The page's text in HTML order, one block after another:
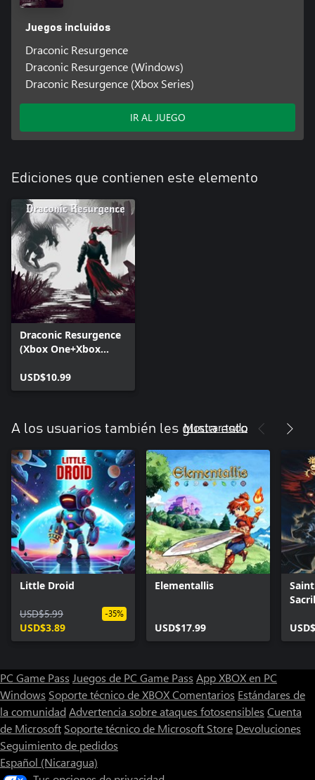
Juegos incluidos
Draconic Resurgence
Draconic Resurgence (Windows)
Draconic Resurgence (Xbox Series)
IR AL JUEGO
Ediciones que contienen este elemento
Draconic Resurgence
(Xbox One+Xbox
USD$10.99
A los usuarios también les gusta esto
Mostrar todo
Little Droid
USD$5.99
USD$3.89
-35%
Elementallis
USD$17.99
PC Game Pass Juegos de PC Game Pass App XBOX en PC
Windows Soporte técnico de XBOXComentarios Estándares de
la comunidad Advertencia sobre ataques fotosensibles Cuenta
de Microsoft Soporte técnico de Microsoft Store Devoluciones
Seguimiento de pedidos
Español (Nicaragua)